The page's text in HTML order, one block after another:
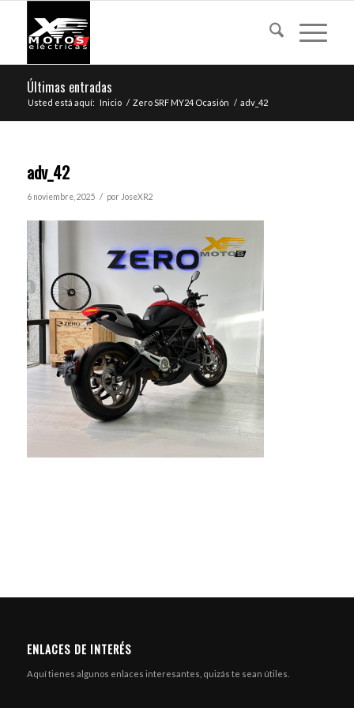
Últimas entradas
Usted está aquí: Inicio / Zero SRF MY24 Ocasión / adv_42
adv_42
6 noviembre, 2025 / por JoseXR2
ENLACES DE INTERÉS
Aquí tienes algunos enlaces interesantes, quizás te sean útiles.